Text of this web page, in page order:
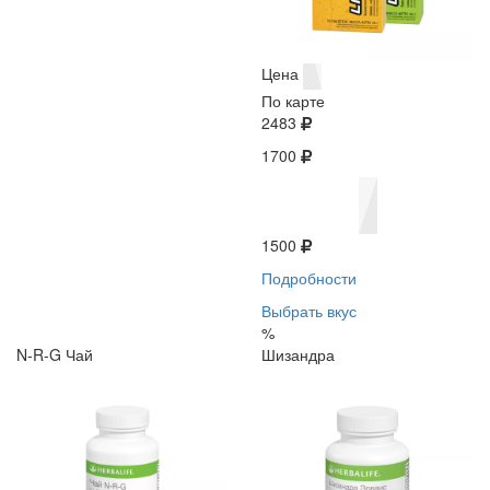
Цена
По карте
2483
1700
1500
Подробности
Выбрать вкус
%
N-R-G Чай
Шизандра